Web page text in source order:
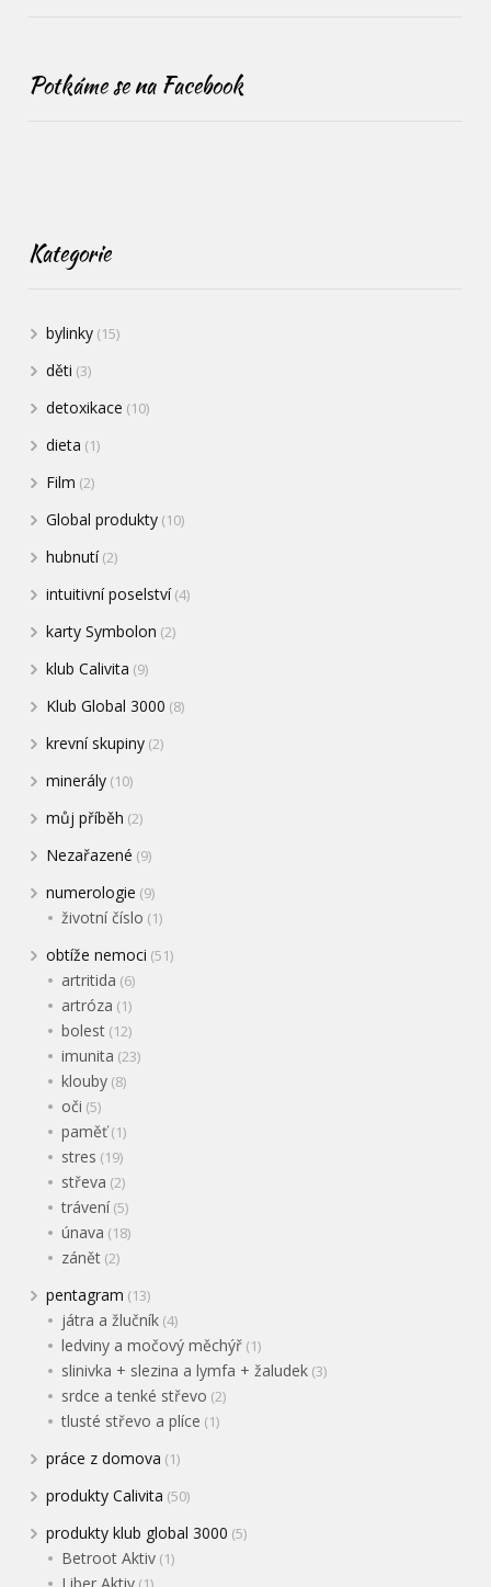
Potkáme se na Facebook
Kategorie
bylinky (15)
děti (3)
detoxikace (10)
dieta (1)
Film (2)
Global produkty (10)
hubnutí(2)
intuitivní poselství(4)
karty Symbolon (2)
klub Calivita (9)
Klub Global 3000 (8)
krevní skupiny (2)
minerály (10)
můj příběh (2)
Nezařazené (9)
numerologie (9)
životní číslo (1)
obtíže nemoci (51)
artritida (6)
artróza (1)
bolest (12)
imunita (23)
klouby (8)
oči (5)
paměť(1)
stres (19)
střeva (2)
trávení(5)
únava (18)
zánět (2)
pentagram (13)
játra a žlučník (4)
ledviny a močový měchýř (1)
slinivka + slezina a lymfa + žaludek (3)
srdce a tenké střevo (2)
tlusté střevo a plíce (1)
práce z domova (1)
produkty Calivita (50)
produkty klub global 3000 (5)
Betroot Aktiv (1)